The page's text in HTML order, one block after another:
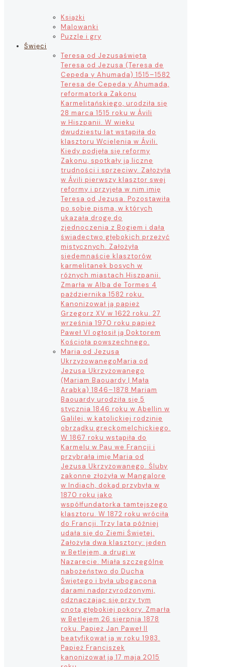
Książki
Malowanki
Puzzle i gry
Święci
Teresa od Jezusaświęta
Teresa od Jezusa (Teresa de
Cepeda y Ahumada) 1515–1582
Teresa de Cepeda y Ahumada,
reformatorka Zakonu
Karmelitańskiego, urodziła się
28 marca 1515 roku w Ávili
w Hiszpanii. W wieku
dwudziestu lat wstąpiła do
klasztoru Wcielenia w Ávili.
Kiedy podjęła się reformy
Zakonu, spotkały ją liczne
trudności i sprzeciwy. Założyła
w Ávili pierwszy klasztor swej
reformy i przyjęła w nim imię
Teresa od Jezusa. Pozostawiła
po sobie pisma, w których
ukazała drogę do
zjednoczenia z Bogiem i dała
świadectwo głębokich przeżyć
mistycznych. Założyła
siedemnaście klasztorów
karmelitanek bosych w
różnych miastach Hiszpanii.
Zmarła w Alba de Tormes 4
października 1582 roku.
Kanonizował ją papież
Grzegorz XV w 1622 roku. 27
września 1970 roku papież
Paweł VI ogłosił ją Doktorem
Kościoła powszechnego.
Maria od Jezusa
UkrzyżowanegoMaria od
Jezusa Ukrzyżowanego
(Mariam Baouardy | Mała
Arabka) 1846–1878 Mariam
Baouardy urodziła się 5
stycznia 1846 roku w Abellin w
Galilei, w katolickiej rodzinie
obrządku greckomelchickiego.
W 1867 roku wstąpiła do
Karmelu w Pau we Francji i
przybrała imię Maria od
Jezusa Ukrzyżowanego. Śluby
zakonne złożyła w Mangalore
w Indiach, dokąd przybyła w
1870 roku jako
współfundatorka tamtejszego
klasztoru. W 1872 roku wróciła
do Francji. Trzy lata później
udała się do Ziemi Świętej.
Założyła dwa klasztory: jeden
w Betlejem, a drugi w
Nazarecie. Miała szczególne
nabożeństwo do Ducha
Świętego i była ubogacona
darami nadprzyrodzonymi,
odznaczając się przy tym
cnotą głębokiej pokory. Zmarła
w Betlejem 26 sierpnia 1878
roku. Papież Jan Paweł II
beatyfikował ją w roku 1983.
Papież Franciszek
kanonizował ją 17 maja 2015